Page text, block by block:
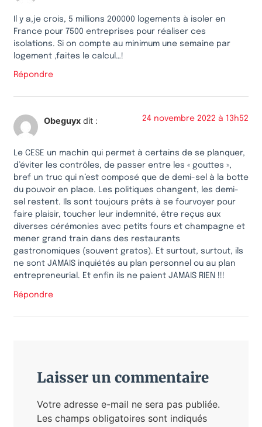
Il y a,je crois, 5 millions 200000 logements à isoler en
France pour 7500 entreprises pour réaliser ces
isolations. Si on compte au minimum une semaine par
logement ,faites le calcul…!
Répondre
Obeguyx dit : 24 novembre 2022 à 13h52
Le CESE un machin qui permet à certains de se planquer,
d’éviter les contrôles, de passer entre les « gouttes »,
bref un truc qui n’est composé que de demi-sel à la botte
du pouvoir en place. Les politiques changent, les demi-
sel restent. Ils sont toujours prêts à se fourvoyer pour
faire plaisir, toucher leur indemnité, être reçus aux
diverses cérémonies avec petits fours et champagne et
mener grand train dans des restaurants
gastronomiques (souvent gratos). Et surtout, surtout, ils
ne sont JAMAIS inquiétés au plan personnel ou au plan
entrepreneurial. Et enfin ils ne paient JAMAIS RIEN !!!
Répondre
Laisser un commentaire
Votre adresse e-mail ne sera pas publiée.
Les champs obligatoires sont indiqués